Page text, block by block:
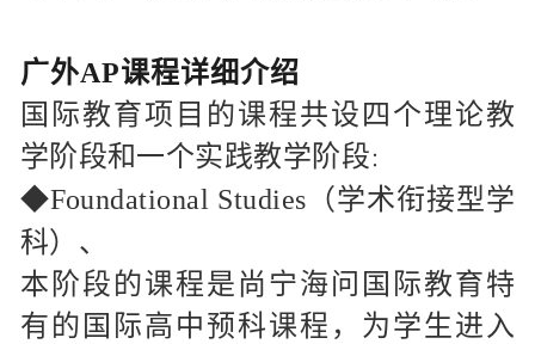
广外AP课程详细介绍
国际教育项目的课程共设四个理论教
学阶段和一个实践教学阶段 ：
◆Foundational Studies（学术衔接型学
科）、
本阶段的课程是尚宁海问国际教育特
有的国际高中预科课程，为学生进入